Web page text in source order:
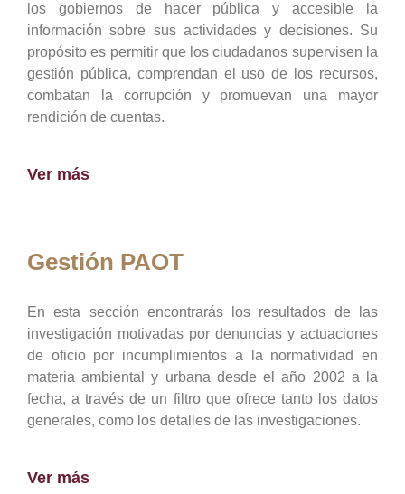
los gobiernos de hacer pública y accesible la
información sobre sus actividades y decisiones. Su
propósito es permitir que los ciudadanos supervisen la
gestión pública, comprendan el uso de los recursos,
combatan la corrupción y promuevan una mayor
rendición de cuentas.
Ver más
Gestión PAOT
En esta sección encontrarás los resultados de las
investigación motivadas por denuncias y actuaciones
de oficio por incumplimientos a la normatividad en
materia ambiental y urbana desde el año 2002 a la
fecha, a través de un filtro que ofrece tanto los datos
generales, como los detalles de las investigaciones.
Ver más